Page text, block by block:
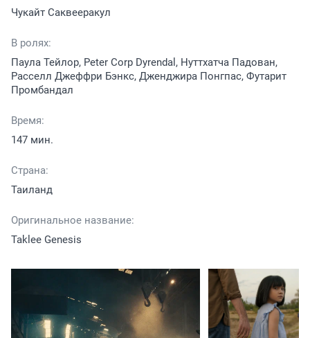
Чукайт Саквееракул
В ролях:
Паула Тейлор, Peter Corp Dyrendal, Нуттхатча Падован,
Расселл Джеффри Бэнкс, Дженджира Понгпас, Футарит
Промбандал
Время:
147 мин.
Страна:
Таиланд
Оригинальное название:
Taklee Genesis